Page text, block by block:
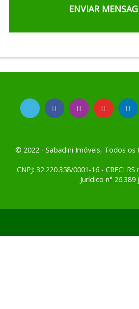
© 2022 - Sabadini Imóveis, Todos os
CNPJ: 32.220.358/0001-16 - CRECI RS
Jurídico n° 26.389 j